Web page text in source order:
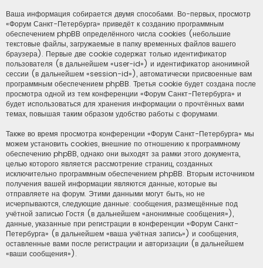
Ваша информация собирается двумя способами. Во-первых, просмотр
«Форум Санкт-Петербурга» приведёт к созданию программным
обеспечением phpBB определённого числа cookies (небольшие
текстовые файлы, загружаемые в папку временных файлов вашего
браузера). Первые две cookie содержат только идентификатор
пользователя (в дальнейшем «user-id») и идентификатор анонимной
сессии (в дальнейшем «session-id»), автоматически присвоенные вам
программным обеспечением phpBB. Третья cookie будет создана после
просмотра одной из тем конференции «Форум Санкт-Петербурга» и
будет использоваться для хранения информации о прочтённых вами
темах, повышая таким образом удобство работы с форумами.
Также во время просмотра конференции «Форум Санкт-Петербурга» мы
можем установить cookies, внешние по отношению к программному
обеспечению phpBB, однако они выходят за рамки этого документа,
целью которого является рассмотрение страниц, созданных
исключительно программным обеспечением phpBB. Вторым источником
получения вашей информации являются данные, которые вы
отправляете на форум. Этими данными могут быть, но не
исчерпываются, следующие данные: сообщения, размещённые под
учётной записью Гостя (в дальнейшем «анонимные сообщения»),
данные, указанные при регистрации в конференции «Форум Санкт-
Петербурга» (в дальнейшем «ваша учётная запись») и сообщения,
оставленные вами после регистрации и авторизации (в дальнейшем
«ваши сообщения»).